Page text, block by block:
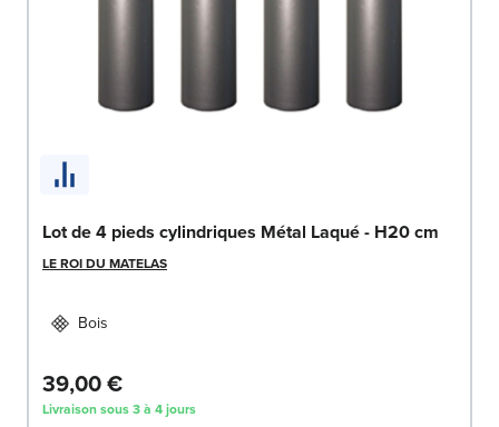
Lot de 4 pieds cylindriques Métal Laqué - H20 cm
LE ROI DU MATELAS
Bois
39,00 €
Livraison sous 3 à 4 jours